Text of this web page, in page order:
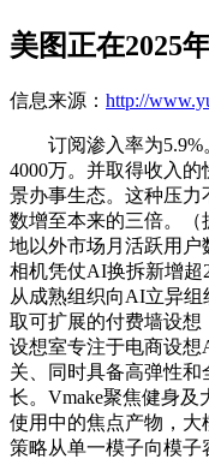
美图正在2025
信息来源： http://
订阅渗入率为5.9%。
4000万。并取得收入
景办事生态。这种压力
数增至本来的三倍。（
地以外市场月活跃用户
相机凭仗AI换拆新增超
从成熟组织向AI立异
取可扩展的付费墙设想
设想室专注于电商设想
关、同时具备高弹性
长。Vmake聚焦健身
使用中的焦点产物，
策略从单一模子向模子